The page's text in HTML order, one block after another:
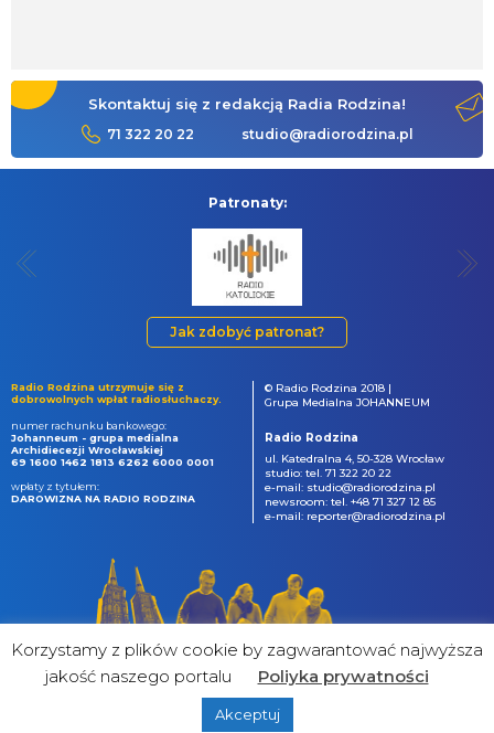
Skontaktuj się z redakcją Radia Rodzina!
71 322 20 22 studio@radiorodzina.pl
Patronaty:
Jak zdobyć patronat?
Radio Rodzina utrzymuje się z
dobrowolnych wpłat radiosłuchaczy.
numer rachunku bankowego:
Johanneum - grupa medialna
Archidiecezji Wrocławskiej
69 1600 1462 1813 6262 6000 0001
wpłaty z tytułem:
DAROWIZNA NA RADIO RODZINA
© Radio Rodzina 2018 |
Grupa Medialna JOHANNEUM
Radio Rodzina
ul. Katedralna 4, 50-328 Wrocław
studio: tel. 71 322 20 22
e-mail: studio@radiorodzina.pl
newsroom: tel. +48 71 327 12 85
e-mail: reporter@radiorodzina.pl
&
Korzystamy z plików cookie by zagwarantować najwyższa
jakość naszego portalu
Poliyka prywatności
Akceptuj